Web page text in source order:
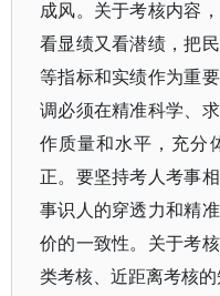
成风。关于考核内容
看显绩又看潜绩，把
等指标和实绩作为重
调必须在精准科学、
作质量和水平，充分
正。要坚持考人考事
事识人的穿透力和精
价的一致性。关于考
类考核、近距离考核